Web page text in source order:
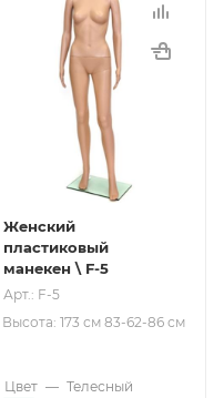
Женский
пластиковый
манекен \ F-5
Арт.: F-5
Высота: 173 см 83-62-86 см
Цвет — Телесный